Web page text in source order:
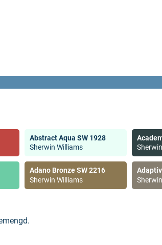
Abstract Aqua SW 1928
Sherwin Williams
Adano Bronze SW 2216
Sherwin Williams